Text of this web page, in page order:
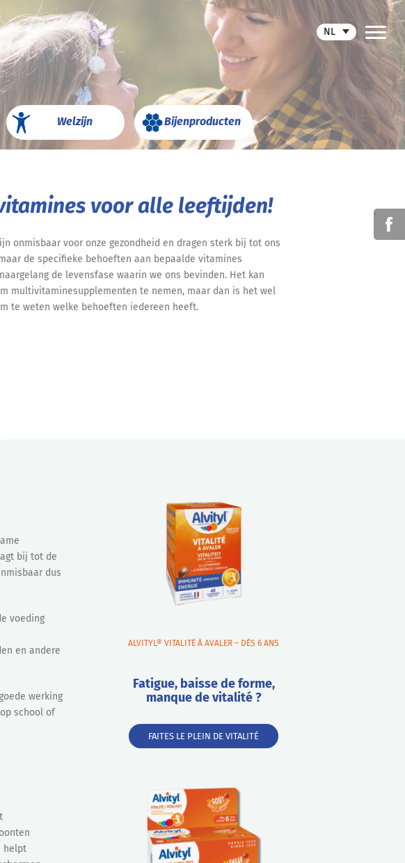
Welzijn Bijenproducten
voor alle leeftijden!
onmisbaar voor onze gezondheid en dragen sterk bij tot ons
de specifieke behoeften aan bepaalde vitamines
de levensfase waarin we ons bevinden. Het kan
multivitaminesupplementen te nemen, maar dan is het wel
te weten welke behoeften iedereen heeft.
bij tot de
dus
voeding
en andere
werking
school of
helpt
ALVITYL® VITALITÉ À AVALER – DÈS 6 ANS
Fatigue, baisse de forme,
manque de vitalité ?
FAITES LE PLEIN DE VITALITÉ
'
NL